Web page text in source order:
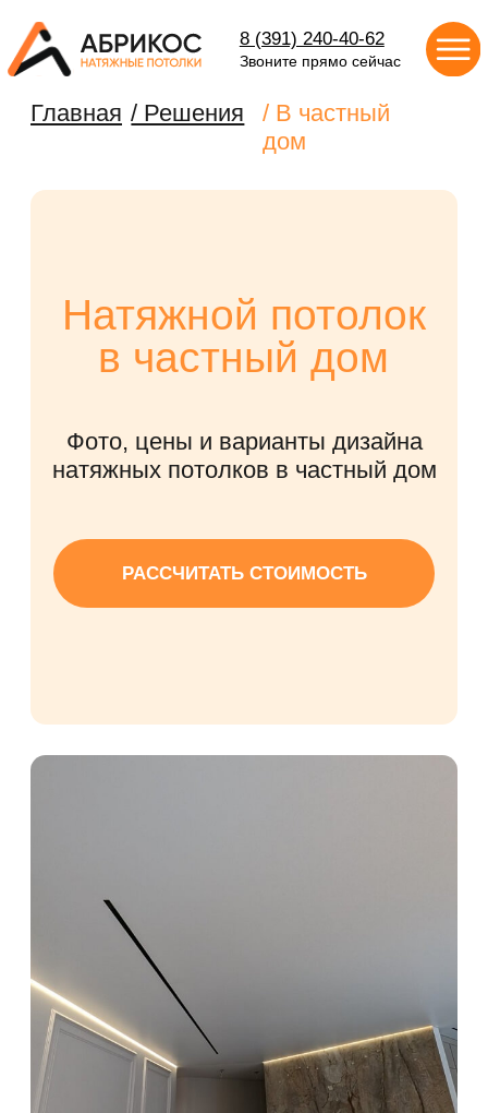
Звоните прямо сейчас
Фото, цены и варианты дизайна
натяжных потолков в частный дом
Главная
ОСОБЕННОСТИ
Плюсы натяжных
потолков для
загородного дома